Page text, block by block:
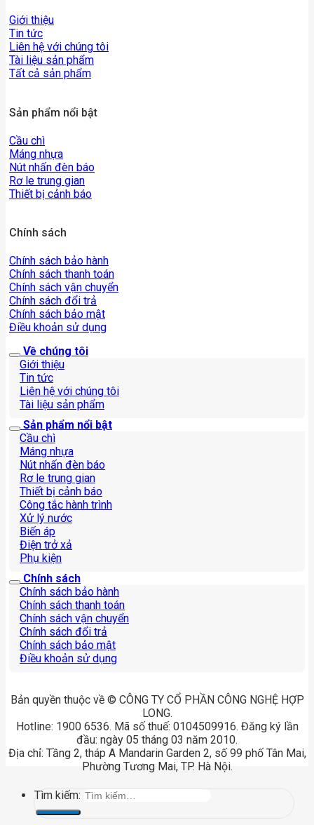
Giới thiệu
Tin tức
Liên hệ với chúng tôi
Tài liệu sản phẩm
Tất cả sản phẩm
Sản phẩm nổi bật
Cầu chì
Máng nhựa
Nút nhấn đèn báo
Rơ le trung gian
Thiết bị cảnh báo
Chính sách
Chính sách bảo hành
Chính sách thanh toán
Chính sách vận chuyển
Chính sách đổi trả
Chính sách bảo mật
Điều khoản sử dụng
Về chúng tôi
Giới thiệu
Tin tức
Liên hệ với chúng tôi
Tài liệu sản phẩm
Sản phẩm nổi bật
Cầu chì
Máng nhựa
Nút nhấn đèn báo
Rơ le trung gian
Thiết bị cảnh báo
Công tắc hành trình
Xử lý nước
Biến áp
Điện trở xả
Phụ kiện
Chính sách
Chính sách bảo hành
Chính sách thanh toán
Chính sách vận chuyển
Chính sách đổi trả
Chính sách bảo mật
Điều khoản sử dụng
Bản quyền thuộc về © CÔNG TY CỔ PHẦN CÔNG NGHỆ HỢP
LONG.
Hotline: 1900 6536. Mã số thuế: 0104509916. Đăng ký lần
đầu: ngày 05 tháng 03 năm 2010.
Địa chỉ: Tầng 2, tháp A Mandarin Garden 2, số 99 phố Tân Mai,
Phường Tương Mai, TP. Hà Nội.
Tìm kiếm: